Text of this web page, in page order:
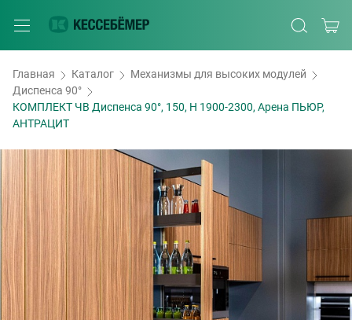
Главная Каталог
Механизмы для высоких модулей
Диспенса 90°
КОМПЛЕКТ ЧВ Диспенса 90°, 150, H 1900-2300, Арена ПЬЮР,
АНТРАЦИТ